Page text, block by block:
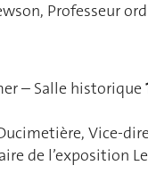
Professeur
– Salle historique
Vice-
de l’exposition